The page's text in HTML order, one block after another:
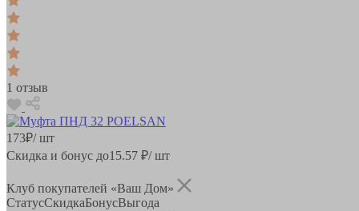
1 отзыв
173₽/ шт
Скидка и бонус до15.57 ₽/ шт
Клуб покупателей «Ваш Дом»
СтатусСкидкаБонусВыгода